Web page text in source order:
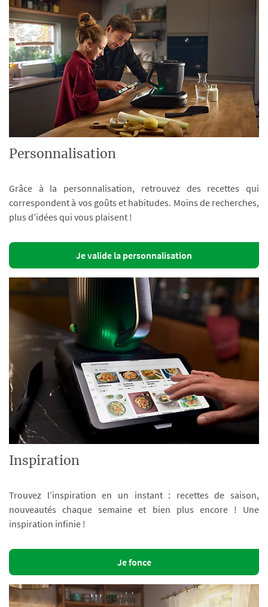
Personnalisation
Grâce à la personnalisation, retrouvez des recettes qui
correspondent à vos goûts et habitudes. Moins de recherches,
plus d’idées qui vous plaisent !
Je valide la personnalisation
Inspiration
Trouvez l’inspiration en un instant : recettes de saison,
nouveautés chaque semaine et bien plus encore ! Une
inspiration infinie !
Je fonce